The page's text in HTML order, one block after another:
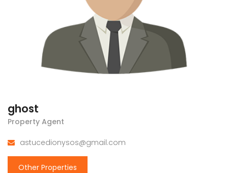
ghost
Property Agent
astucedionysos@gmail.com
Other Properties